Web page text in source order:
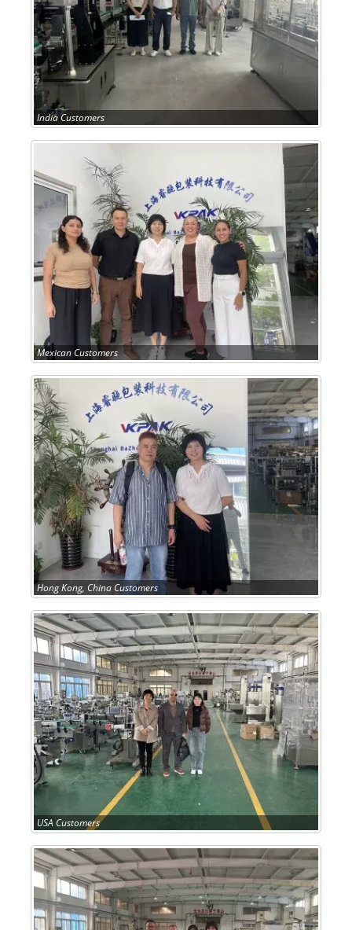
India Customers
Mexican Customers
Hong Kong, China Customers
USA Customers